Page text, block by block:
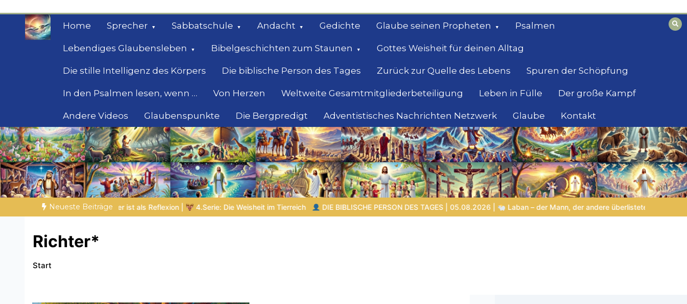
springen
Home Sprecher Sabbatschule Andacht Gedichte Glaube seinen Propheten Psalmen
Lebendiges Glaubensleben Bibelgeschichten zum Staunen Gottes Weisheit für deinen Alltag
Die stille Intelligenz des Körpers Die biblische Person des Tages Zurück zur Quelle des Lebens Spuren der Schöpfung
In den Psalmen lesen, wenn … Von Herzen Weltweite Gesamtmitgliederbeteiligung Leben in Fülle Der große Kampf
Andere Videos Glaubenspunkte Die Bergpredigt Adventistisches Nachrichten Netzwerk Glaube Kontakt
Geheimnisse der Bibel
Biblische Einsichten für Menschen auf der Suche
Neueste Beiträge
4.Serie: Die Weisheit im Tierreich DIE BIBLISCHE PERSON DES TAGES | 05.08.2026 | Laban – der Mann, der andere überlistete und selbst Gottes Grenzen erlebte LEBENDIGES
Richter*
Start